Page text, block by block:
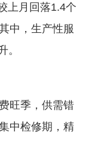
上月回落1.4个
中，生产性服
。
旺季，供需错
中检修期，精